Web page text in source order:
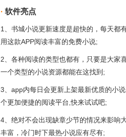
软件亮点
1、书城小说更新速度是超快的，每天都
用这款APP阅读丰富的免费小说;
2、各种阅读的类型也都有，只要是大家
一个类型的小说资源都能在这找到;
3、app内每日会更新上架最新优质的小
个更加便捷的阅读平台,快来试试吧;
4、绝对不会出现缺章少节的情况来影响
丰富，冷门时下最热小说应有尽有;